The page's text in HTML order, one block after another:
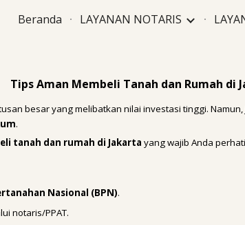
to main content
Beranda LAYANAN NOTARIS
Tips Aman Membeli Tanah dan Rumah di
besar yang melibatkan nilai investasi tinggi.
.
tanah dan rumah di Jakarta yang wajib Anda
Nasional (BPN).
notaris/PPAT.